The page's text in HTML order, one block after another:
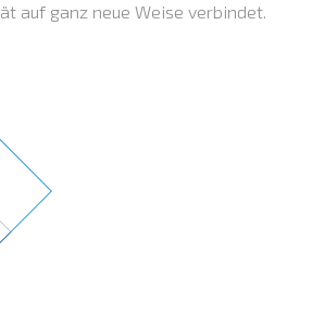
auf ganz neue Weise verbindet.